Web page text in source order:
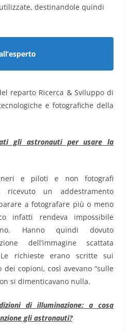
destinandole quindi
reparto Ricerca & Sviluppo di
e fotografiche della
gli astronauti per usare la
e piloti e non fotografi
ricevuto un addestramento
a fotografare più o meno
infatti rendeva impossibile
Hanno quindi dovuto
dell’immagine scattata
richieste erano scritte sui
copioni, così avevano “sulle
si dimenticavano nulla.
di illuminazione: a cosa
gli astronauti?